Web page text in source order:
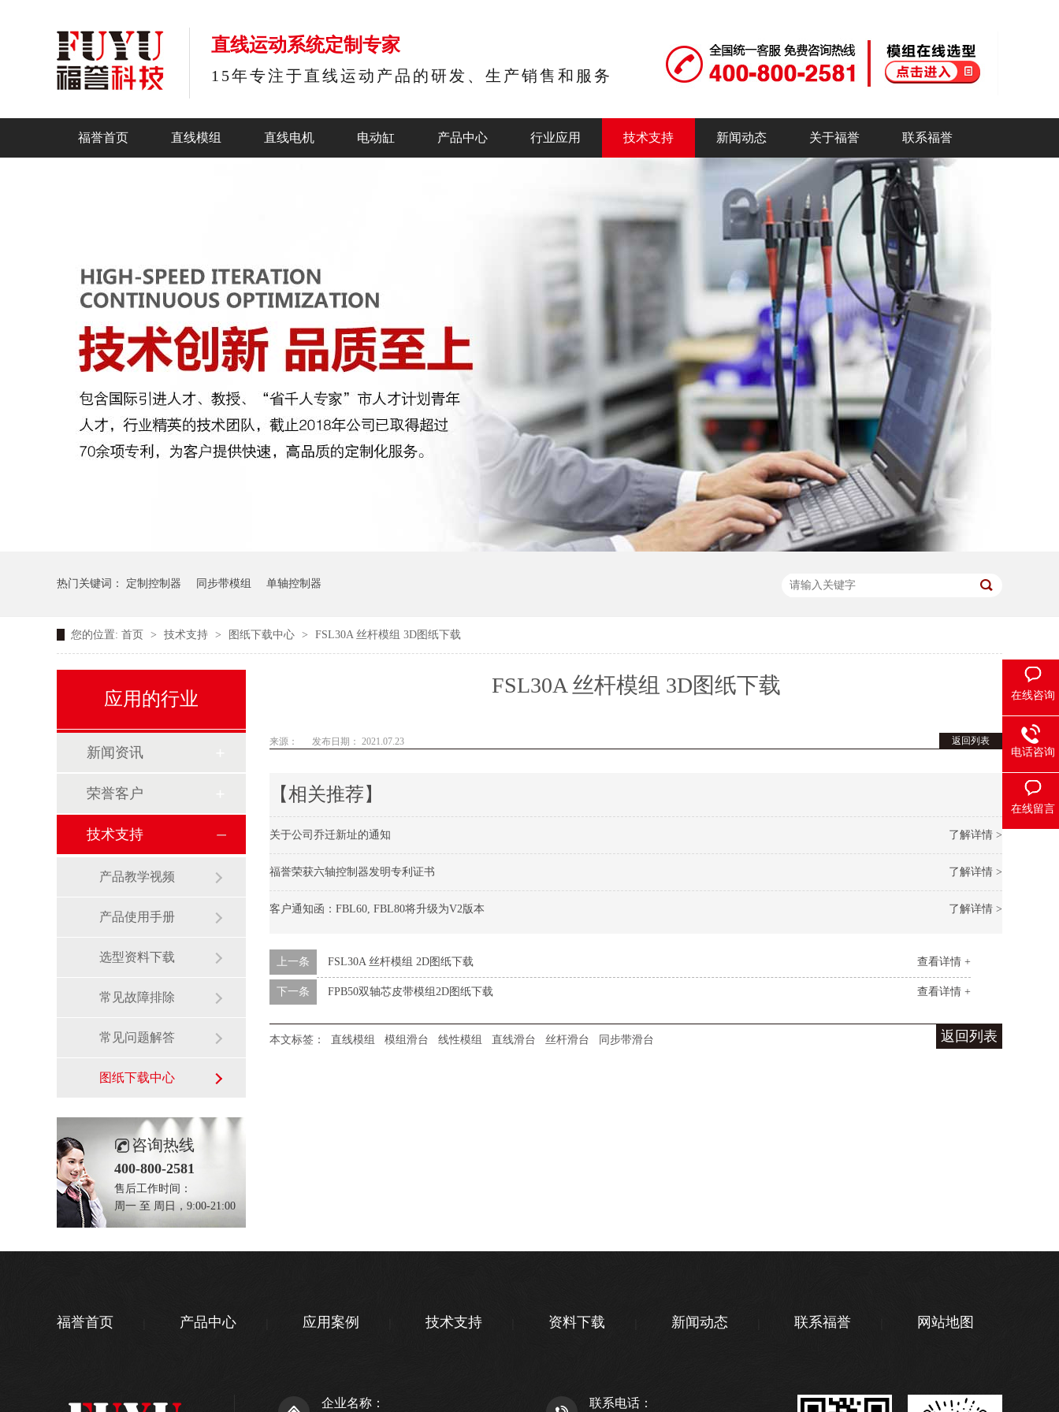
直线运动系统定制专家
15年专注于直线运动产品的研发、生产销售和服务
福誉首页 直线模组 直线电机 电动缸 产品中心 行业应用 技术支持 新闻动态 关于福誉 联系福誉
热门关键词： 定制控制器 同步带模组 单轴控制器
您的位置: 首页 > 技术支持 > 图纸下载中心 > FSL30A 丝杆模组 3D图纸下载
应用的行业
新闻资讯
荣誉客户
技术支持
产品教学视频
产品使用手册
选型资料下载
常见故障排除
常见问题解答
图纸下载中心
咨询热线
400-800-2581
售后工作时间：
周一 至 周日，9:00-21:00
FSL30A 丝杆模组 3D图纸下载
返回列表
来源： 发布日期： 2021.07.23
【相关推荐】
了解详情 >
关于公司乔迁新址的通知
了解详情 >
福誉荣获六轴控制器发明专利证书
了解详情 >
客户通知函：FBL60, FBL80将升级为V2版本
查看详情 +
上一条 FSL30A 丝杆模组 2D图纸下载
查看详情 +
下一条 FPB50双轴芯皮带模组2D图纸下载
返回列表
本文标签： 直线模组 模组滑台 线性模组 直线滑台 丝杆滑台 同步带滑台
福誉首页 产品中心 应用案例 技术支持 资料下载 新闻动态 联系福誉 网站地图
企业名称： 联系电话：
在线咨询
电话咨询
在线留言